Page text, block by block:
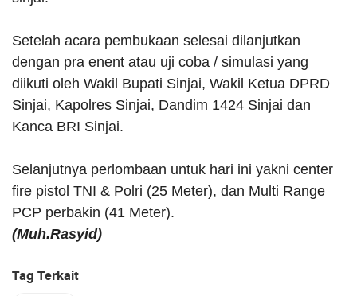
Setelah acara pembukaan selesai dilanjutkan
dengan pra enent atau uji coba / simulasi yang
diikuti oleh Wakil Bupati Sinjai, Wakil Ketua DPRD
Sinjai, Kapolres Sinjai, Dandim 1424 Sinjai dan
Kanca BRI Sinjai.
Selanjutnya perlombaan untuk hari ini yakni center
fire pistol TNI & Polri (25 Meter), dan Multi Range
PCP perbakin (41 Meter).
(Muh.Rasyid)
Tag Terkait